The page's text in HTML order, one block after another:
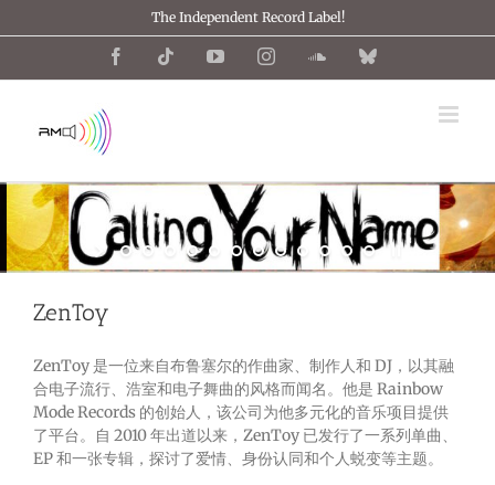
过
容
The Independent Record Label!
FacebookTiktok YouTubeInstagramSoundCloud
Bluesky
ZenToy
ZenToy 是一位来自布鲁塞尔的作曲家、制作人和 DJ，以其融
合电子流行、浩室和电子舞曲的风格而闻名。他是 Rainbow
Mode Records 的创始人，该公司为他多元化的音乐项目提供
了平台。自 2010 年出道以来，ZenToy 已发行了一系列单曲、
EP 和一张专辑，探讨了爱情、身份认同和个人蜕变等主题。